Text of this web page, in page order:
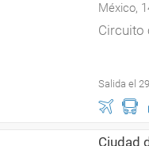
México,
Circuito
Salida el
Ciudad